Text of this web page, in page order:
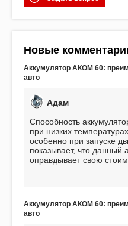
Новые
Аккумулятор АКОМ 60:
авто
Адам
Способность
при низких
особенно при запуске
показывает, что данный
оправдывает свою
пожалел. Считаю, что
Аккумулятор АКОМ 60:
авто